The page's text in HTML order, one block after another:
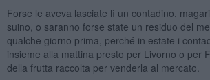
Forse le aveva lasciate lì un contadino,
suino, o saranno forse state un residuo del
qualche giorno prima, perché in estate i
insieme alla mattina presto per Livorno o per
della frutta raccolta per venderla al mercato.